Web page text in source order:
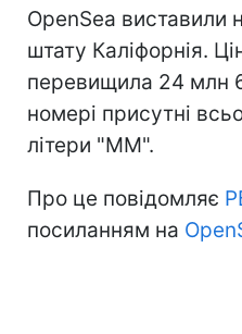
OpenSea
штату Каліфорнія.
перевищила 24 млн
номері присутні
літери "ММ".
Про це повідомляє
посиланням на